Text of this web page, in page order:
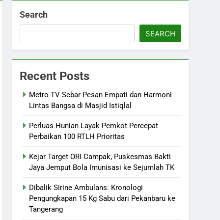
Search
SEARCH
Recent Posts
Metro TV Sebar Pesan Empati dan Harmoni
Lintas Bangsa di Masjid Istiqlal
Perluas Hunian Layak Pemkot Percepat
Perbaikan 100 RTLH Prioritas
Kejar Target ORI Campak, Puskesmas Bakti
Jaya Jemput Bola Imunisasi ke Sejumlah TK
Dibalik Sirine Ambulans: Kronologi
Pengungkapan 15 Kg Sabu dari Pekanbaru ke
Tangerang